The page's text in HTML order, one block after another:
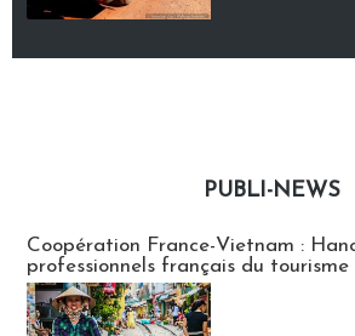
PUBLI-NEWS
Coopération France-Vietnam :
professionnels français du tourisme